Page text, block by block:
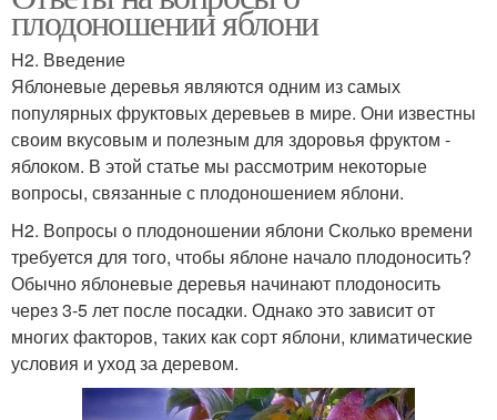
плодоношении яблони
H2. Введение
Яблоневые деревья являются одним из самых
популярных фруктовых деревьев в мире. Они известны
своим вкусовым и полезным для здоровья фруктом -
яблоком. В этой статье мы рассмотрим некоторые
вопросы, связанные с плодоношением яблони.
H2. Вопросы о плодоношении яблони Сколько времени
требуется для того, чтобы яблоне начало плодоносить?
Обычно яблоневые деревья начинают плодоносить
через 3-5 лет после посадки. Однако это зависит от
многих факторов, таких как сорт яблони, климатические
условия и уход за деревом.